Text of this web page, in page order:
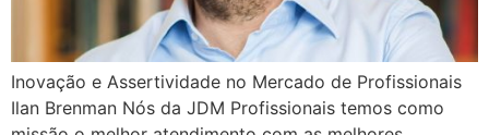
Inovação e Assertividade no Mercado de Profissionais
Ilan Brenman Nós da JDM Profissionais temos como